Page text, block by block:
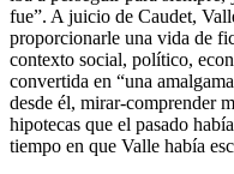
fue”. A juicio de Caudet,
proporcionarle una vida de
contexto social, político,
convertida en “una
desde él, mirar-comprender
hipotecas que el pasado
tiempo en que Valle había